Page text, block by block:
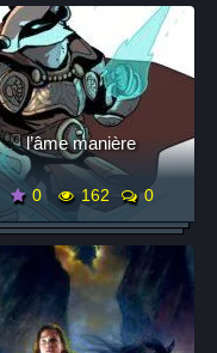
l’âme manière
0 162 0